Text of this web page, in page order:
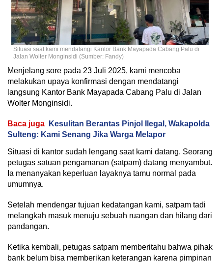
Situasi saat kami mendatangi Kantor Bank Mayapada Cabang Palu di
Jalan Wolter Monginsidi (Sumber: Fandy)
Menjelang sore pada 23 Juli 2025, kami mencoba
melakukan upaya konfirmasi dengan mendatangi
langsung Kantor Bank Mayapada Cabang Palu di Jalan
Wolter Monginsidi.
Baca juga
Kesulitan Berantas Pinjol Ilegal, Wakapolda
Sulteng: Kami Senang Jika Warga Melapor
Situasi di kantor sudah lengang saat kami datang. Seorang
petugas satuan pengamanan (satpam) datang menyambut.
Ia menanyakan keperluan layaknya tamu normal pada
umumnya.
Setelah mendengar tujuan kedatangan kami, satpam tadi
melangkah masuk menuju sebuah ruangan dan hilang dari
pandangan.
Ketika kembali, petugas satpam memberitahu bahwa pihak
bank belum bisa memberikan keterangan karena pimpinan